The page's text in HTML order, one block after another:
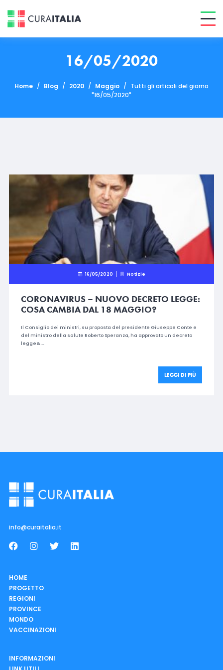
16/05/2020
Home / Blog / 2020 / Maggio / Tutti gli articoli del giorno
"16/05/2020"
16/05/2020 Notizie
CORONAVIRUS – NUOVO DECRETO LEGGE:
COSA CAMBIA DAL 18 MAGGIO?
Il Consiglio dei ministri, su proposta del presidente Giuseppe Conte e
del ministro della salute Roberto Speranza, ha approvato un decreto
legge& …
LEGGI DI PIÙ
info@curaitalia.it
HOME
PROGETTO
REGIONI
PROVINCE
MONDO
VACCINAZIONI
INFORMAZIONI